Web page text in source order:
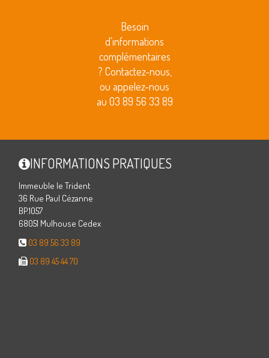
Besoin
d'informations
complémentaires
? Contactez-nous,
ou appelez-nous
au 03 89 56 33 89
INFORMATIONS PRATIQUES
Immeuble le Trident
36 Rue Paul Cézanne
BP.1057
68051 Mulhouse Cedex
03 89 56 33 89
03 89 45 44 70